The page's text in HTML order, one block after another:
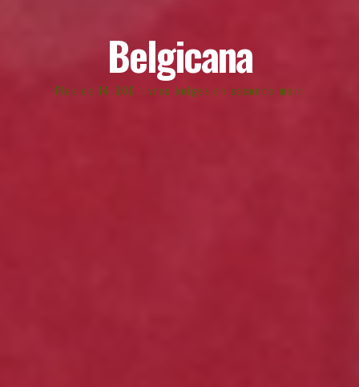
Belgicana
Plus de 14.000 livres belges en seconde main